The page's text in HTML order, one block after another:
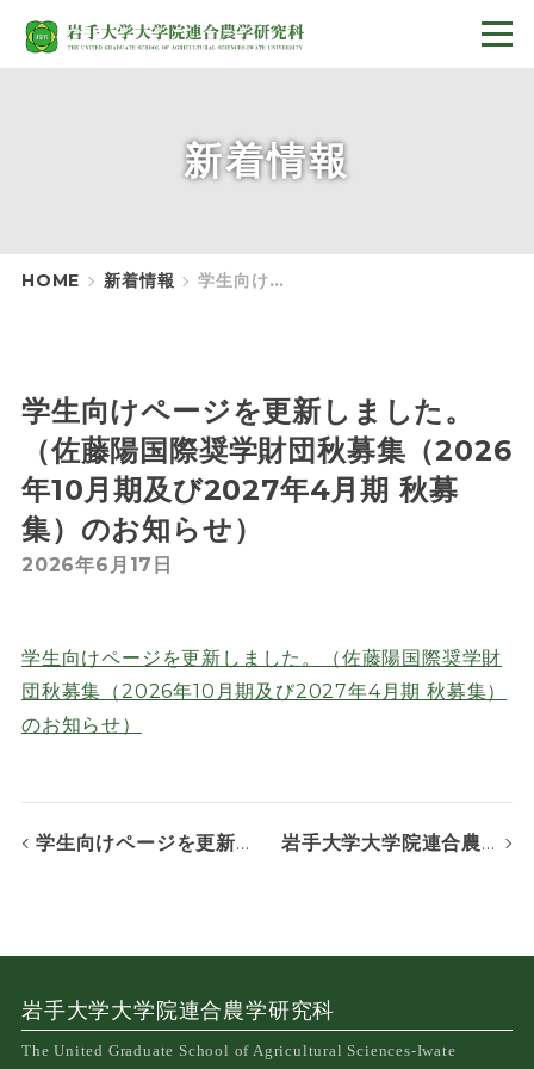
新着情報
HOME 新着情報 学生向けページを更新しました。（佐藤陽国際奨学財団秋募集（2026年10⽉期及び2027年4⽉期 秋募集）のお知らせ）
学生向けページを更新しました。
（佐藤陽国際奨学財団秋募集（2026
年10⽉期及び2027年4⽉期 秋募
集）のお知らせ）
2026年6月17日
学生向けページを更新しました。（佐藤陽国際奨学財
団秋募集（2026年10⽉期及び2027年4⽉期 秋募集）
のお知らせ）
学生向けページを更新しました。(研究インターンシップ（国内連携機関）） 岩手大学大学院連合農学研究科2026年10月入学者選抜試験（渡日前入試）の合格発表を掲載しました
岩手大学大学院連合農学研究科
The United Graduate School of Agricultural Sciences-Iwate